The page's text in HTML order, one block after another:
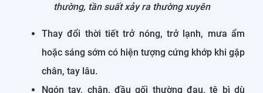
thường, tần suất xảy ra thường xuyên
Thay đổi thời tiết trở nóng, trở lạnh, mưa ẩm
hoặc sáng sớm có hiện tượng cứng khớp khi gập
chân, tay lâu.
Ngón tay, chân, đầu gối thường đau, tê bì dù